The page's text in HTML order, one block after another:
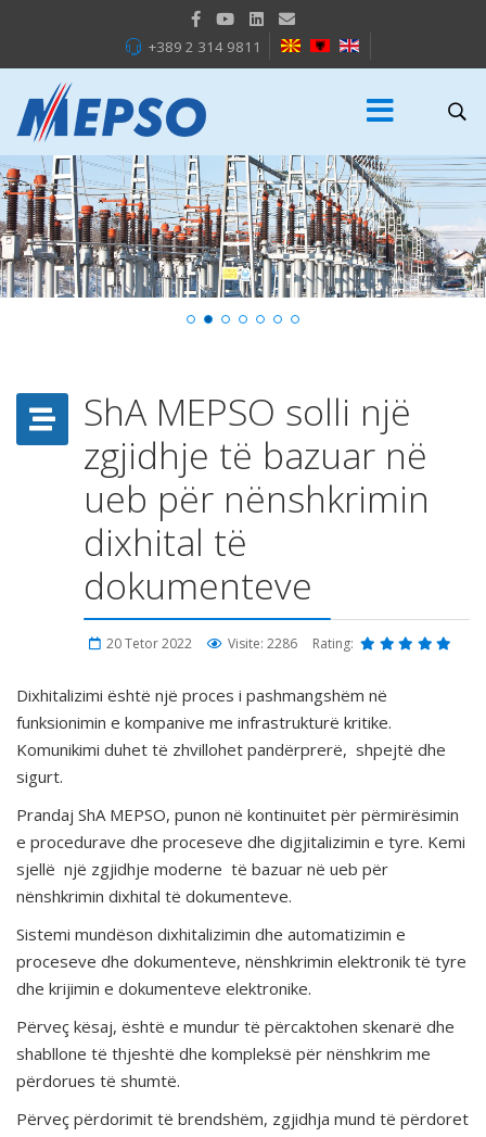
+389 2 314 9811
ShA MEPSO solli një
zgjidhje të bazuar në
ueb për nënshkrimin
dixhital të
dokumenteve
20 Tetor 2022 Visite: 2286 Rating:
Dixhitalizimi është një proces i pashmangshëm në
funksionimin e kompanive me infrastrukturë kritike.
Komunikimi duhet të zhvillohet pandërprerë, shpejtë dhe
sigurt.
Prandaj ShA MEPSO, punon në kontinuitet për përmirësimin
e procedurave dhe proceseve dhe digjitalizimin e tyre. Kemi
sjellë një zgjidhje moderne të bazuar në ueb për
nënshkrimin dixhital të dokumenteve.
Sistemi mundëson dixhitalizimin dhe automatizimin e
proceseve dhe dokumenteve, nënshkrimin elektronik të tyre
dhe krijimin e dokumenteve elektronike.
Përveç kësaj, është e mundur të përcaktohen skenarë dhe
shabllone të thjeshtë dhe kompleksë për nënshkrim me
përdorues të shumtë.
Përveç përdorimit të brendshëm, zgjidhja mund të përdoret